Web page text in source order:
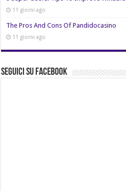
11 giorni ago
The Pros And Cons Of Pandidocasino
11 giorni ago
Seguici su Facebook